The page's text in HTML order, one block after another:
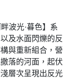
波光·暮色】系
及水面閃爍的反
與重新組合，營
落的河面，起伏
層次呈現出反光